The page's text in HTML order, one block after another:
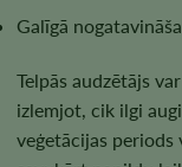
Galīgā
Telpās audzētājs
izlemjot, cik ilgi
veģetācijas periods